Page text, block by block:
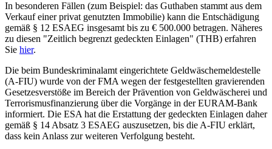
In besonderen Fällen (zum Beispiel: das Guthaben stammt aus dem
Verkauf einer privat genutzten Immobilie) kann die Entschädigung
gemäß § 12 ESAEG insgesamt bis zu € 500.000 betragen. Näheres
zu diesen "Zeitlich begrenzt gedeckten Einlagen" (THB) erfahren
Sie hier.
Die beim Bundeskriminalamt eingerichtete Geldwäschemeldestelle
(A-FIU) wurde von der FMA wegen der festgestellten gravierenden
Gesetzesverstöße im Bereich der Prävention von Geldwäscherei und
Terrorismusfinanzierung über die Vorgänge in der EURAM-Bank
informiert. Die ESA hat die Erstattung der gedeckten Einlagen daher
gemäß § 14 Absatz 3 ESAEG auszusetzen, bis die A-FIU erklärt,
dass kein Anlass zur weiteren Verfolgung besteht.